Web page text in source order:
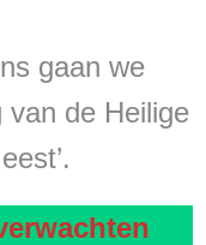
gaan we
van de Heilige